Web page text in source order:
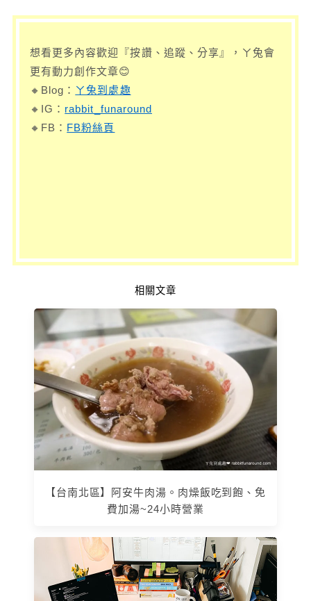
想看更多內容歡迎『按讚、追蹤、分享』，ㄚ兔會
更有動力創作文章😊
🔸Blog： ㄚ兔到處趣
🔸IG： rabbit_funaround
🔸FB： FB粉絲頁
相關文章
【台南北區】阿安牛肉湯。肉燥飯吃到飽、免
費加湯~24小時營業